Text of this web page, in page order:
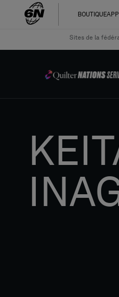
BOUTIQUEAPP
Sites de la